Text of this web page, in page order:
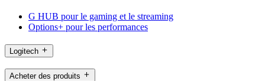
G HUB pour le gaming et le streaming
Options+ pour les performances
Logitech
Acheter des produits